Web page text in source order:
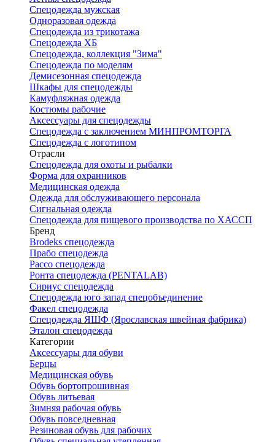
Спецодежда мужская
Одноразовая одежда
Спецодежда из трикотажа
Спецодежда ХБ
Спецодежда, коллекция "Зима"
Спецодежда по моделям
Демисезонная спецодежда
Шкафы для спецодежды
Камуфляжная одежда
Костюмы рабочие
Аксессуары для спецодежды
Спецодежда с заключением МИНПРОМТОРГА
Спецодежда с логотипом
Отрасли
Спецодежда для охоты и рыбалки
Форма для охранников
Медицинская одежда
Одежда для обслуживающего персонала
Сигнальная одежда
Спецодежда для пищевого производства по ХАССП
Бренд
Brodeks спецодежда
Прабо спецодежда
Рассо спецодежда
Ронта спецодежда (PENTALAB)
Сириус спецодежда
Спецодежда юго запад спецобъединение
Факел спецодежда
Спецодежда ЯШФ (Ярославская швейная фабрика)
Эталон спецодежда
Категории
Аксессуары для обуви
Берцы
Медицинская обувь
Обувь бортопрошивная
Обувь литьевая
Зимняя рабочая обувь
Обувь повседневная
Резиновая обувь для рабочих